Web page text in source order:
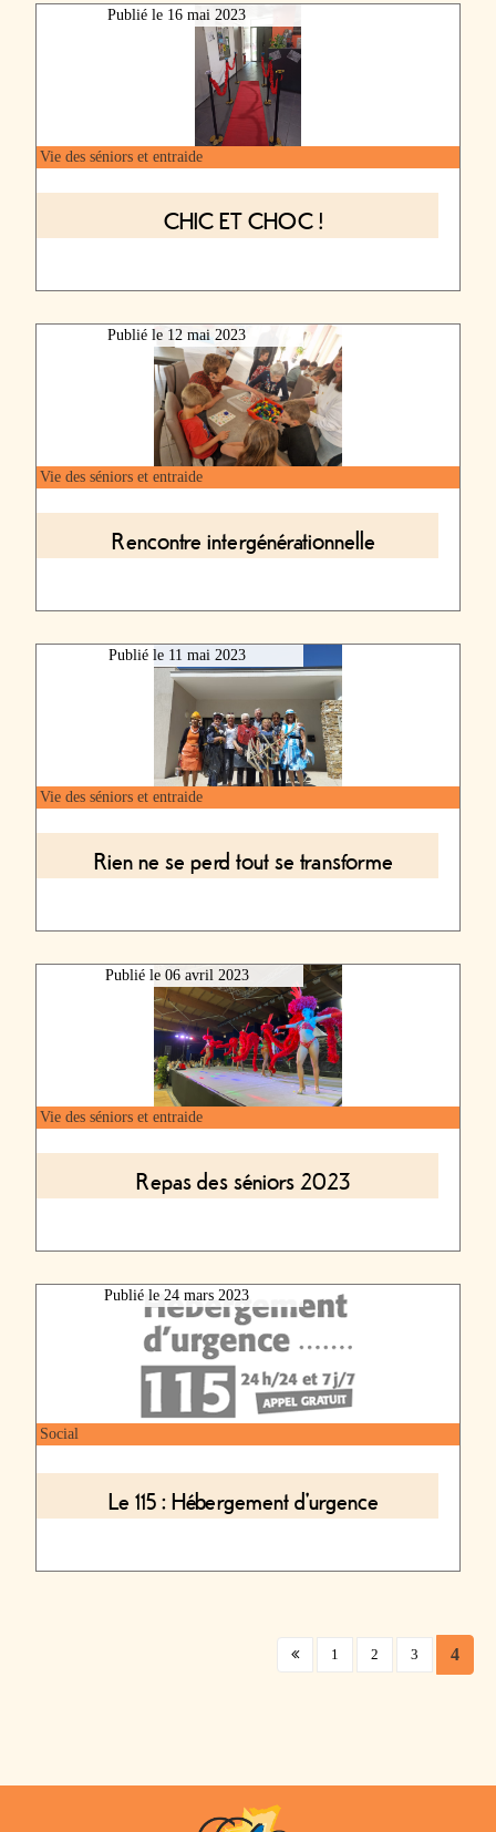
Vie des séniors et entraide
CHIC ET CHOC !
Publié le 16 mai 2023
Vie des séniors et entraide
Rencontre intergénérationnelle
Publié le 12 mai 2023
Vie des séniors et entraide
Rien ne se perd tout se transforme
Publié le 11 mai 2023
Vie des séniors et entraide
Repas des séniors 2023
Publié le 06 avril 2023
Social
Le 115 : Hébergement d'urgence
Publié le24 mars 2023
1 2 3 4